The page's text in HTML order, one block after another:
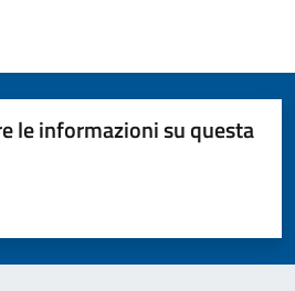
le informazioni su questa
stelle su 5
su 5
5